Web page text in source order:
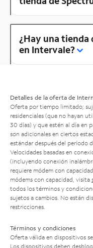
¿Hay una tienda
en Intervale?
Detalles de la oferta de
Oferta por tiempo limitado;
residenciales (que no hayan
30 días) y que estén al día en
son adicionales en ciertos
estándar después del período
Velocidades basadas en
(incluyendo conexión
requiere módem con
módems con capacidad, visita
todos los términos y
sujetos a cambios. No están
restricciones.
Términos y condiciones
Oferta válida en dispositivos
Los dispositivos deben